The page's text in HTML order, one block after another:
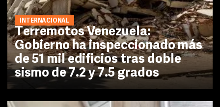
INTERNACIONAL
Terremotos Venezuela:
Gobierno ha inspeccionado más
de 51 mil edificios tras doble
sismo de 7.2 y 7.5 grados